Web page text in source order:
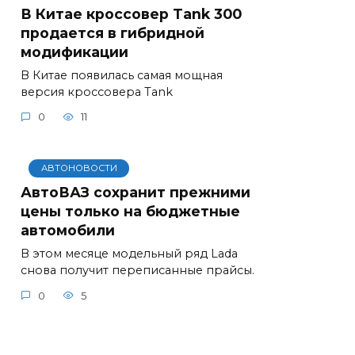
В Китае кроссовер Tank 300
продается в гибридной
модификации
В Китае появилась самая мощная
версия кроссовера Tank
0 11
АВТОНОВОСТИ
АвтоВАЗ сохранит прежними
цены только на бюджетные
автомобили
В этом месяце модельный ряд Lada
снова получит переписанные прайсы.
0 5